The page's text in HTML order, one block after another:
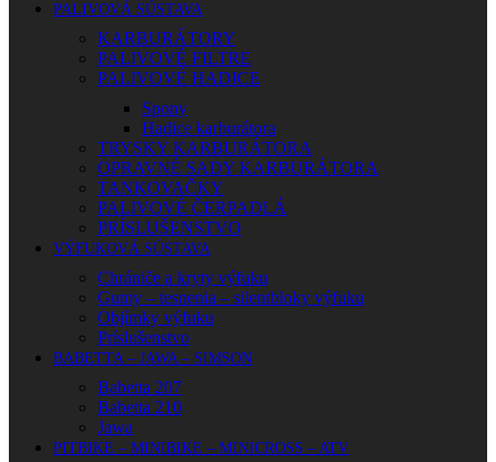
PALIVOVÁ SÚSTAVA
KARBURÁTORY
PALIVOVÉ FILTRE
PALIVOVÉ HADICE
Spony
Hadice karburátora
TRYSKY KARBURÁTORA
OPRAVNÉ SADY KARBURÁTORA
TANKOVAČKY
PALIVOVÉ ČERPADLÁ
PRÍSLUŠENSTVO
VÝFUKOVÁ SÚSTAVA
Chrániče a kryty výfuku
Gumy – tesnenia – silentbloky výfuku
Objímky výfuku
Príslušenstvo
BABETTA – JAWA – SIMSON
Babetta 207
Babetta 210
Jawa
PITBIKE – MINIBIKE – MINICROSS – ATV